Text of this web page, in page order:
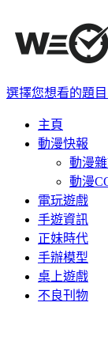
選擇您想看的題目
主頁
動漫快報
動漫
動漫
電玩遊戲
手遊資訊
正妹時代
手辦模型
桌上遊戲
不良刊物